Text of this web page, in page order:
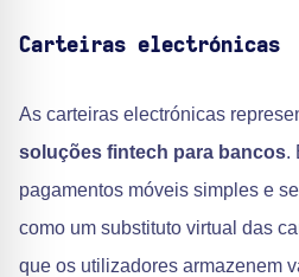
Carteiras electrónicas
As carteiras electrónicas
soluções fintech para bancos.
pagamentos móveis simples e
como um substituto virtual das
que os utilizadores armazenem